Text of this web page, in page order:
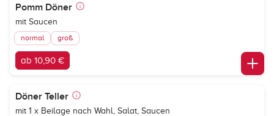
Pomm Döner
mit Saucen
normal groß
ab 10,90 €
Döner Teller
mit 1 x Beilage nach Wahl, Salat, Saucen